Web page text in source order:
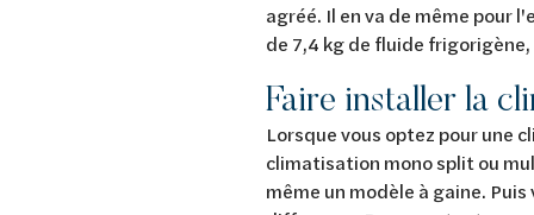
agréé. Il en va de même pour
de 7,4 kg de fluide
Faire installer la
Lorsque vous optez pour une
climatisation mono split ou
même un modèle à gaine.